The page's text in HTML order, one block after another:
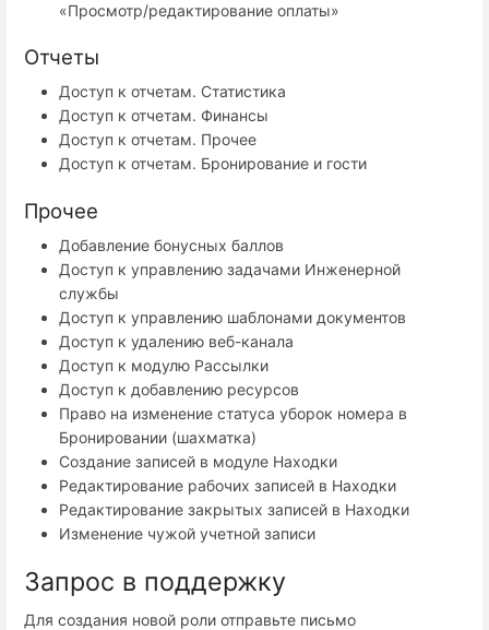
«Просмотр/редактирование оплаты»
Отчеты
Доступ к отчетам. Статистика
Доступ к отчетам. Финансы
Доступ к отчетам. Прочее
Доступ к отчетам. Бронирование и гости
Прочее
Добавление бонусных баллов
Доступ к управлению задачами Инженерной
службы
Доступ к управлению шаблонами документов
Доступ к удалению веб-канала
Доступ к модулю Рассылки
Доступ к добавлению ресурсов
Право на изменение статуса уборок номера в
Бронировании (шахматка)
Создание записей в модуле Находки
Редактирование рабочих записей в Находки
Редактирование закрытых записей в Находки
Изменение чужой учетной записи
Запрос в поддержку
Для создания новой роли отправьте письмо